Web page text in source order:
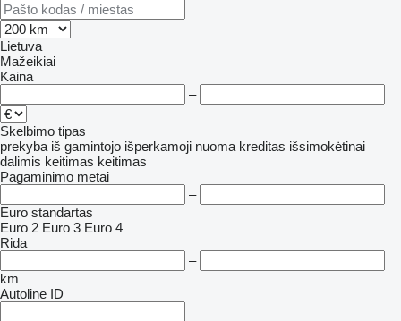
Lietuva
Mažeikiai
Kaina
–
Skelbimo tipas
prekyba iš gamintojo išperkamoji nuoma kreditas išsimokėtinai
dalimis keitimas keitimas
Pagaminimo metai
–
Euro standartas
Euro 2 Euro 3 Euro 4
Rida
–
km
Autoline ID